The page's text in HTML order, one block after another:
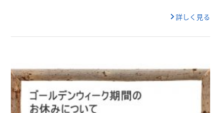
詳しく見る